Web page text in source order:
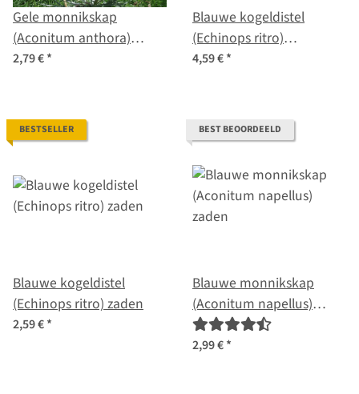
Gele monnikskap
(Aconitum anthora)
zaden
2,79 €*
Blauwe kogeldistel
(Echinops ritro)
biologisch zaad
4,59 €*
BESTSELLER
Blauwe kogeldistel
(Echinops ritro) zaden
2,59 €*
BEST BEOORDEELD
Blauwe monnikskap
(Aconitum napellus)
zaden
2,99 €*